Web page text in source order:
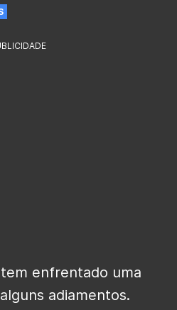
tem enfrentado uma
adiamentos.